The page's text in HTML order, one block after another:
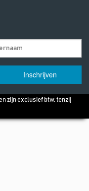
zijn exclusief btw, tenzij